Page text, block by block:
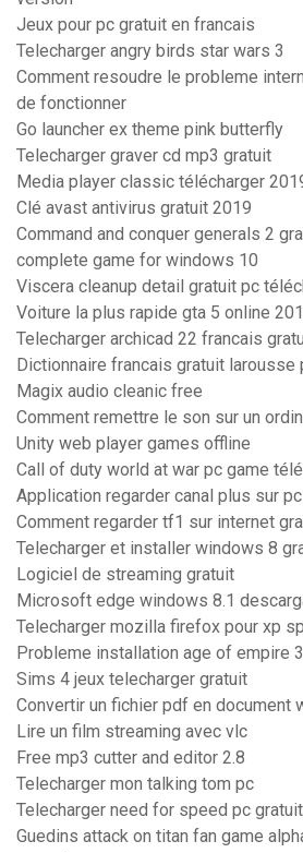
Jeux pour pc gratuit en francais
Telecharger angry birds star wars 3
Comment resoudre le probleme
de fonctionner
Go launcher ex theme pink butterfly
Telecharger graver cd mp3 gratuit
Media player classic télécharger
Clé avast antivirus gratuit 2019
Command and conquer generals 2
complete game for windows 10
Viscera cleanup detail gratuit pc
Voiture la plus rapide gta 5 online
Telecharger archicad 22 francais
Dictionnaire francais gratuit larousse
Magix audio cleanic free
Comment remettre le son sur un
Unity web player games offline
Call of duty world at war pc game
Application regarder canal plus sur pc
Comment regarder tf1 sur internet
Telecharger et installer windows 8
Logiciel de streaming gratuit
Microsoft edge windows 8.1
Telecharger mozilla firefox pour xp
Probleme installation age of empire
Sims 4 jeux telecharger gratuit
Convertir un fichier pdf en document
Lire un film streaming avec vlc
Free mp3 cutter and editor 2.8
Telecharger mon talking tom pc
Telecharger need for speed pc
Guedins attack on titan fan game